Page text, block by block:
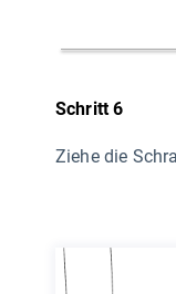
Schritt 6
Ziehe die